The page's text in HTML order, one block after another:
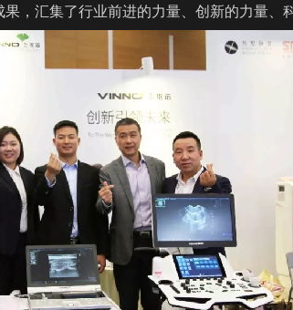
，汇集了行业前进的力量、创新的力量、